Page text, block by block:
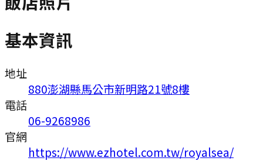
基本資訊
地址
880澎湖縣馬公市新明路21號8樓
電話
06-9268986
官網
https://www.ezhotel.com.tw/royalsea/